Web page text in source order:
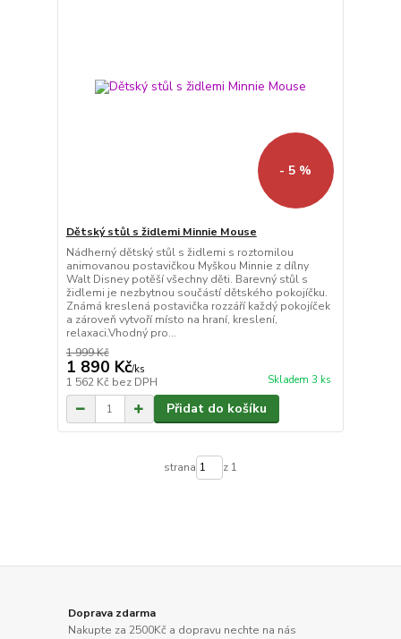
- 5 %
Dětský stůl s židlemi Minnie Mouse
Nádherný dětský stůl s židlemi s roztomilou
animovanou postavičkou Myškou Minnie z dílny
Walt Disney potěší všechny děti. Barevný stůl s
židlemi je nezbytnou součástí dětského pokojíčku.
Známá kreslená postavička rozzáří každý pokojíček
a zároveň vytvoří místo na hraní, kreslení,
relaxaci.Vhodný pro...
1 999 Kč
1 890 Kč/ks
1 562 Kč bez DPH Skladem 3 ks
Přidat do košíku
strana z 1
Doprava zdarma
Nakupte za 2500Kč a dopravu nechte na nás